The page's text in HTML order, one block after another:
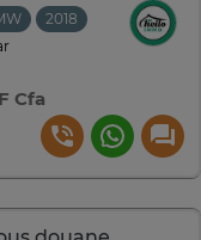
2018
Automatique
Cfa